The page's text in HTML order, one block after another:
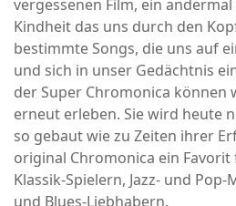
vergessenen Film, ein
Kindheit das uns durch den
bestimmte Songs, die uns auf
und sich in unser Gedächtnis
der Super Chromonica können
erneut erleben. Sie wird heute
so gebaut wie zu Zeiten ihrer
original Chromonica ein
Klassik-Spielern, Jazz- und
und Blues-Liebhabern.